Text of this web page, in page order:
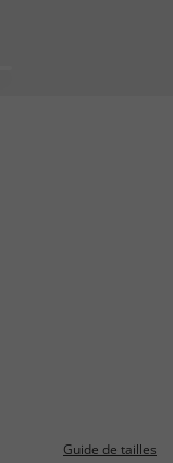
Guide de tailles